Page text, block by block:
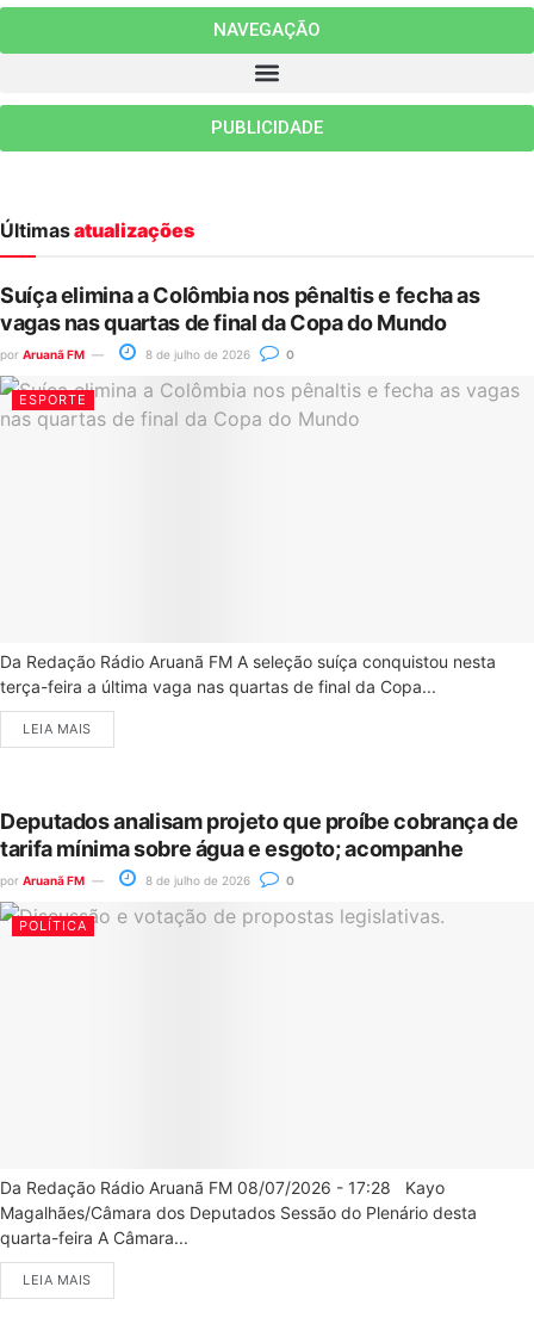
NAVEGAÇÃO
PUBLICIDADE
Últimasatualizações
Suíça elimina a Colômbia nos pênaltis e fecha as
vagas nas quartas de final da Copa do Mundo
por Aruanã FM 8 de julho de 2026 0
ESPORTE
Da Redação Rádio Aruanã FM A seleção suíça conquistou nesta
terça-feira a última vaga nas quartas de final da Copa...
LEIA MAIS
Deputados analisam projeto que proíbe cobrança de
tarifa mínima sobre água e esgoto; acompanhe
por Aruanã FM 8 de julho de 2026 0
POLÍTICA
Da Redação Rádio Aruanã FM 08/07/2026 - 17:28 Kayo
Magalhães/Câmara dos Deputados Sessão do Plenário desta
quarta-feira A Câmara...
LEIA MAIS